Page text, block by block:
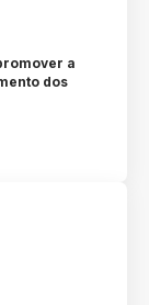
a
dos